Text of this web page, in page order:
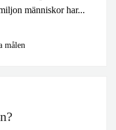
människor har...
målen